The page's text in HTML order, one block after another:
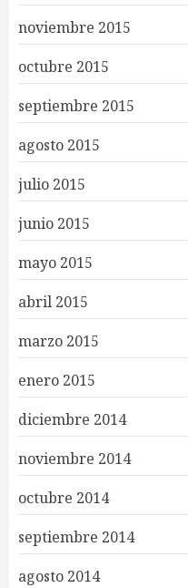
noviembre 2015
octubre 2015
septiembre 2015
agosto 2015
julio 2015
junio 2015
mayo 2015
abril 2015
marzo 2015
enero 2015
diciembre 2014
noviembre 2014
octubre 2014
septiembre 2014
agosto 2014